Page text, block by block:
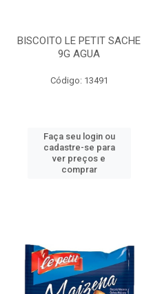
BISCOITO LE PETIT SACHE
9G AGUA
Código: 13491
Faça seu login ou
cadastre-se para
ver preços e
comprar